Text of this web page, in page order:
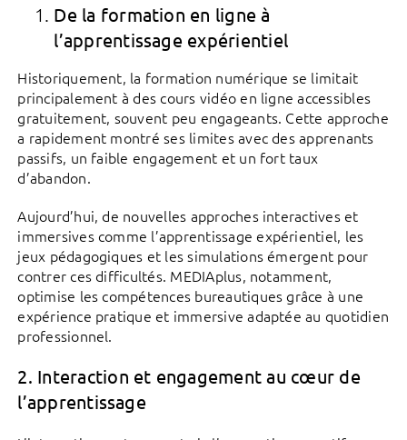
De la formation en ligne à
l’apprentissage expérientiel
Historiquement, la formation numérique se limitait
principalement à des cours vidéo en ligne accessibles
gratuitement, souvent peu engageants. Cette approche
a rapidement montré ses limites avec des apprenants
passifs, un faible engagement et un fort taux
d’abandon.
Aujourd’hui, de nouvelles approches interactives et
immersives comme l’apprentissage expérientiel, les
jeux pédagogiques et les simulations émergent pour
contrer ces difficultés. MEDIAplus, notamment,
optimise les compétences bureautiques grâce à une
expérience pratique et immersive adaptée au quotidien
professionnel.
2. Interaction et engagement au cœur de
l’apprentissage